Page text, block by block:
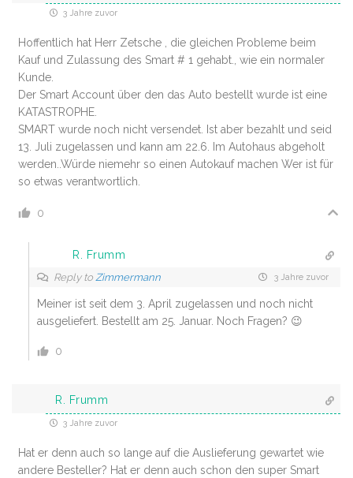
3 Jahre zuvor
Hoffentlich hat Herr Zetsche , die gleichen Probleme beim
Kauf und Zulassung des Smart # 1 gehabt., wie ein normaler
Kunde.
Der Smart Account über den das Auto bestellt wurde ist eine
KATASTROPHE.
SMART wurde noch nicht versendet. Ist aber bezahlt und seid
13. Juli zugelassen und kann am 22.6. Im Autohaus abgeholt
werden..Würde niemehr so einen Autokauf machen Wer ist für
so etwas verantwortlich.
0
R. Frumm
Reply to Zimmermann 3 Jahre zuvor
Meiner ist seit dem 3. April zugelassen und noch nicht
ausgeliefert. Bestellt am 25. Januar. Noch Fragen? 😉
0
R. Frumm
3 Jahre zuvor
Hat er denn auch so lange auf die Auslieferung gewartet wie
andere Besteller? Hat er denn auch schon den super Smart